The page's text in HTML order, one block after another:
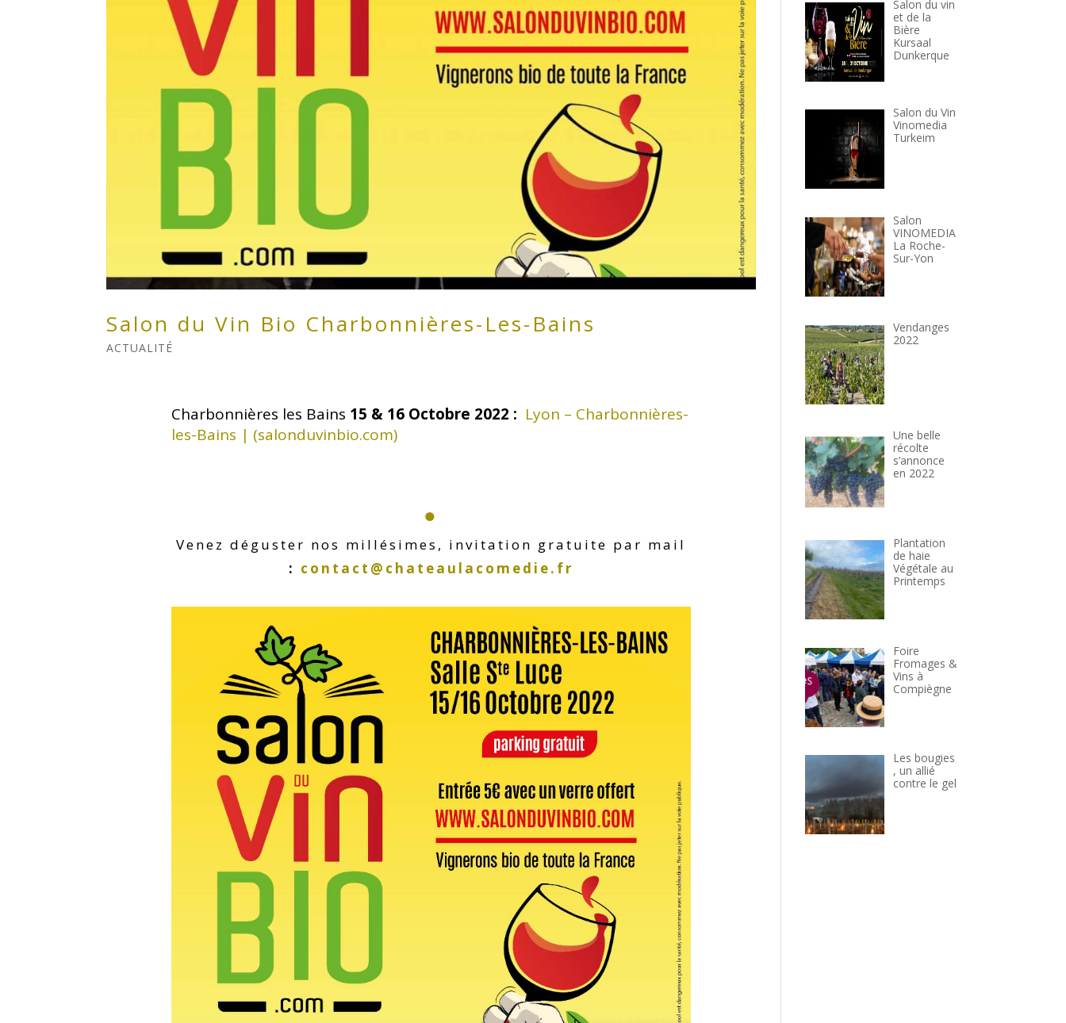
Salon du Vin Bio Charbonnières-Les-Bains
ACTUALITÉ
Charbonnières les Bains 15 & 16 Octobre 2022 : Lyon – Charbonnières-
les-Bains | (salonduvinbio.com)
●
Venez déguster nos millésimes, invitation gratuite par mail
: contact@chateaulacomedie.fr
Salon du vin
et de la
Bière
Kursaal
Dunkerque
Salon du Vin
Vinomedia
Turkeim
Salon
VINOMEDIA
La Roche-
Sur-Yon
Vendanges
2022
Une belle
récolte
s’annonce
en 2022
Plantation
de haie
Végétale au
Printemps
Foire
Fromages &
Vins à
Compiègne
Les bougies
, un allié
contre le gel